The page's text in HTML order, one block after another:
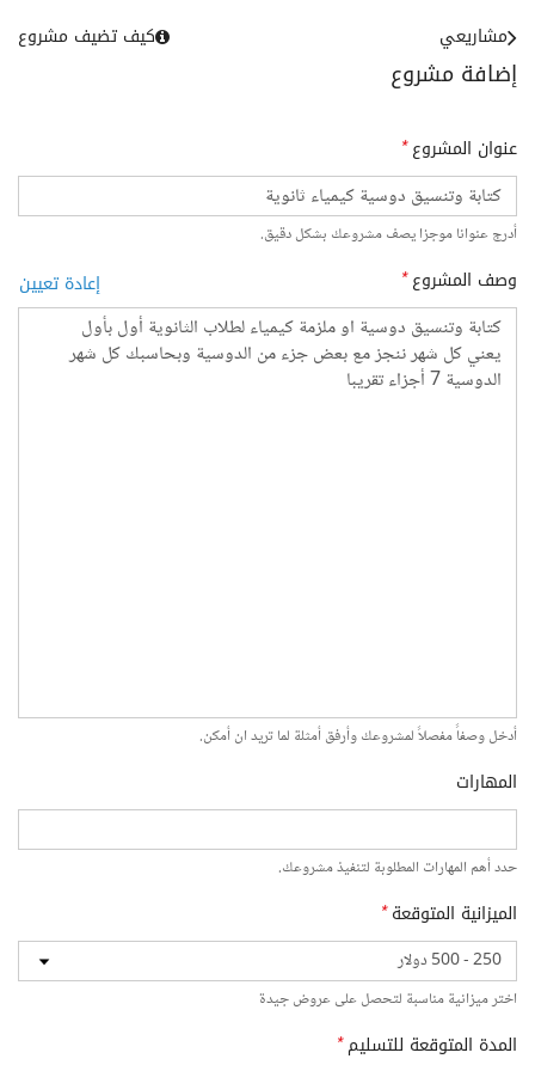
إضافة مشروع
مشاريعي كيف تضيف مشروع
عنوان المشروع*
أدرج عنوانا موجزا يصف مشروعك بشكل دقيق.
وصف المشروع* إعادة تعيين
أدخل وصفاً مفصلاً لمشروعك وأرفق أمثلة لما تريد ان أمكن.
المهارات
حدد أهم المهارات المطلوبة لتنفيذ مشروعك.
الميزانية المتوقعة*
اختر ميزانية مناسبة لتحصل على عروض جيدة
المدة المتوقعة للتسليم*